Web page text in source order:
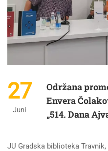
27
Juni
Održana
Envera
„514. Dana
JU Gradska biblioteka Travnik,